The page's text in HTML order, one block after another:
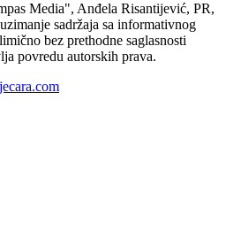
Media", Anđela Risantijević, PR,
sadržaja sa informativnog
bez prethodne saglasnosti
povredu autorskih prava.